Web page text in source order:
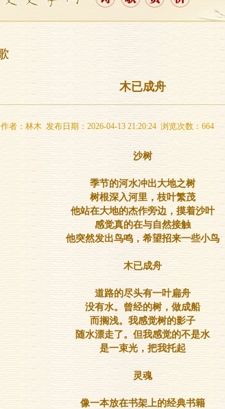
木已成舟
作者：林木 发布日期：2026-04-13 21:20:24 浏览次数：664
沙树
季节的河水冲出大地之树
树根深入河里，枝叶繁茂
他站在大地的杰作旁边，摸着沙叶
感觉真的在与自然接触
他突然发出鸟鸣，希望招来一些小鸟
木已成舟
道路的尽头有一叶扁舟
没有水。曾经的树，做成船
而搁浅。我感觉树的影子
随水漂走了。但我感觉的不是水
是一束光，把我托起
灵魂
像一本放在书架上的经典书籍